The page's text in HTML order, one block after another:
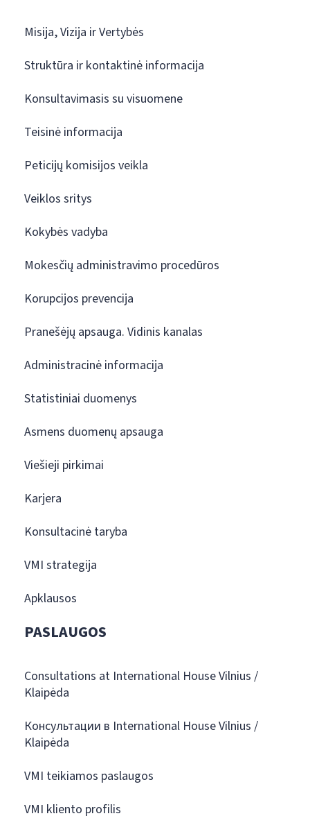
Misija, Vizija ir Vertybės
Struktūra ir kontaktinė informacija
Konsultavimasis su visuomene
Teisinė informacija
Peticijų komisijos veikla
Veiklos sritys
Kokybės vadyba
Mokesčių administravimo procedūros
Korupcijos prevencija
Pranešėjų apsauga. Vidinis kanalas
Administracinė informacija
Statistiniai duomenys
Asmens duomenų apsauga
Viešieji pirkimai
Karjera
Konsultacinė taryba
VMI strategija
Apklausos
PASLAUGOS
Consultations at International House Vilnius /
Klaipėda
Консультации в International House Vilnius /
Klaipėda
VMI teikiamos paslaugos
VMI kliento profilis